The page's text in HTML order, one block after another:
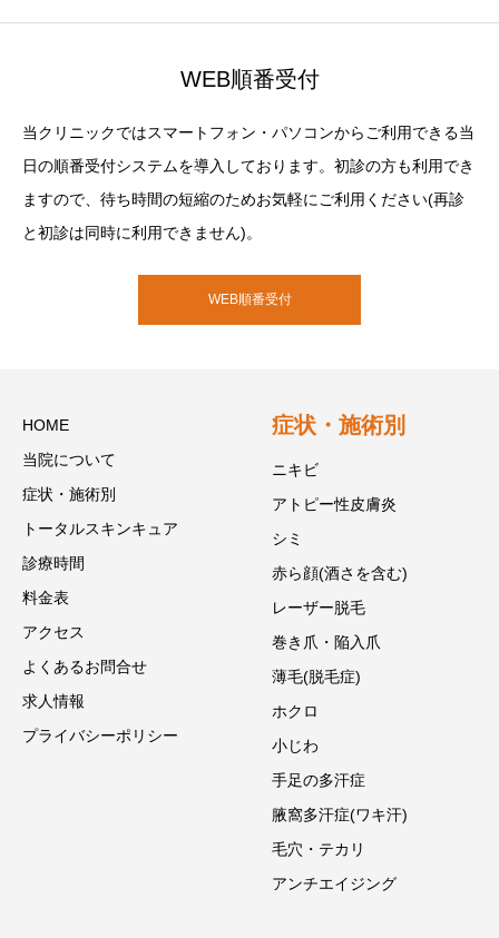
WEB順番受付
当クリニックではスマートフォン・パソコンからご利用できる当
日の順番受付システムを導入しております。初診の方も利用でき
ますので、待ち時間の短縮のためお気軽にご利用ください(再診
と初診は同時に利用できません)。
WEB順番受付
HOME
当院について
症状・施術別
トータルスキンキュア
診療時間
料金表
アクセス
よくあるお問合せ
求人情報
プライバシーポリシー
症状・施術別
ニキビ
アトピー性皮膚炎
シミ
赤ら顔(酒さを含む)
レーザー脱毛
巻き爪・陥入爪
薄毛(脱毛症)
ホクロ
小じわ
手足の多汗症
腋窩多汗症(ワキ汗)
毛穴・テカリ
アンチエイジング